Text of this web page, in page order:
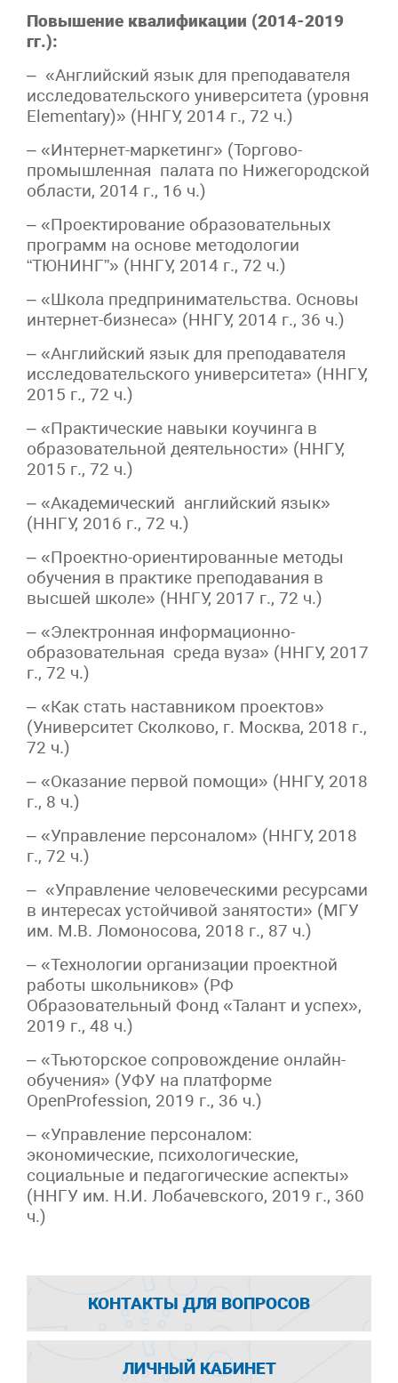
Повышение квалификации (2014-2019
гг.):
– «Английский язык для преподавателя
исследовательского университета (уровня
Elementary)» (ННГУ, 2014 г., 72 ч.)
– «Интернет-маркетинг» (Торгово-
промышленная палата по Нижегородской
области, 2014 г., 16 ч.)
– «Проектирование образовательных
программ на основе методологии
“ТЮНИНГ”» (ННГУ, 2014 г., 72 ч.)
– «Школа предпринимательства. Основы
интернет-бизнеса» (ННГУ, 2014 г., 36 ч.)
– «Английский язык для преподавателя
исследовательского университета» (ННГУ,
2015 г., 72 ч.)
– «Практические навыки коучинга в
образовательной деятельности» (ННГУ,
2015 г., 72 ч.)
– «Академический английский язык»
(ННГУ, 2016 г., 72 ч.)
– «Проектно-ориентированные методы
обучения в практике преподавания в
высшей школе» (ННГУ, 2017 г., 72 ч.)
– «Электронная информационно-
образовательная среда вуза» (ННГУ, 2017
г., 72 ч.)
– «Как стать наставником проектов»
(Университет Сколково, г. Москва, 2018 г.,
72 ч.)
– «Оказание первой помощи» (ННГУ, 2018
г., 8 ч.)
– «Управление персоналом» (ННГУ, 2018
г., 72 ч.)
– «Управление человеческими ресурсами
в интересах устойчивой занятости» (МГУ
им. М.В. Ломоносова, 2018 г., 87 ч.)
– «Технологии организации проектной
работы школьников» (РФ
Образовательный Фонд «Талант и успех»,
2019 г., 48 ч.)
– «Тьюторское сопровождение онлайн-
обучения» (УФУ на платформе
OpenProfession, 2019 г., 36 ч.)
– «Управление персоналом:
экономические, психологические,
социальные и педагогические аспекты»
(ННГУ им. Н.И. Лобачевского, 2019 г., 360
ч.)
КОНТАКТЫ ДЛЯ ВОПРОСОВ
ЛИЧНЫЙ КАБИНЕТ